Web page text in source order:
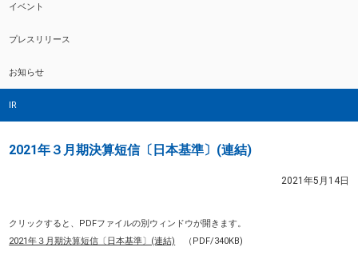
イベント
プレスリリース
お知らせ
IR
2021年３月期決算短信〔日本基準〕(連結)
2021年5月14日
クリックすると、PDFファイルの別ウィンドウが開きます。
2021年３月期決算短信〔日本基準〕(連結) （PDF/340KB)